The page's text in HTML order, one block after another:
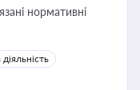
нормативні